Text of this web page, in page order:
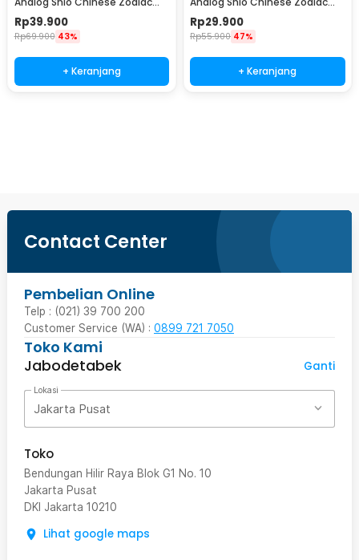
Waterproof 30M Kuda - 2327
Rp39.900
Rp69.900 43%
+ Keranjang
Waterproof 30M Ular - 2327
Rp29.900
Rp55.900 47%
+ Keranjang
Contact Center
Pembelian Online
Telp : (021) 39 700 200
Customer Service (WA) : 0899 721 7050
Toko Kami
Jabodetabek
Ganti
Lokasi
Jakarta Pusat
Toko
Bendungan Hilir Raya Blok G1 No. 10
Jakarta Pusat
DKI Jakarta 10210
Lihat google maps